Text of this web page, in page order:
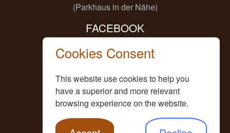
(Parkhaus in der Nähe)
FACEBOOK
@Meramasalafrankfurt
INSTAGRAM
mera.masala.ffm
IMPRESSUM
Cookies Consent
This website use cookies to help you
have a superior and more relevant
browsing experience on the website.